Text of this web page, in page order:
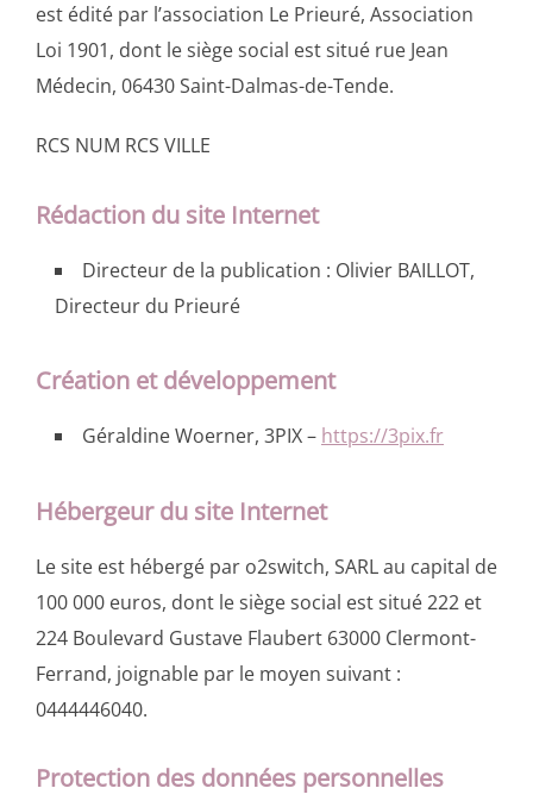
est édité par l’association Le Prieuré, Association
Loi 1901, dont le siège social est situé rue Jean
Médecin, 06430 Saint-Dalmas-de-Tende.
RCS NUM RCS VILLE
Rédaction du site Internet
Directeur de la publication : Olivier BAILLOT,
Directeur du Prieuré
Création et développement
Géraldine Woerner, 3PIX – https://3pix.fr
Hébergeur du site Internet
Le site est hébergé par o2switch, SARL au capital de
100 000 euros, dont le siège social est situé 222 et
224 Boulevard Gustave Flaubert 63000 Clermont-
Ferrand, joignable par le moyen suivant :
0444446040.
Protection des données personnelles